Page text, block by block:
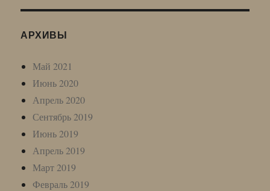
АРХИВЫ
Май 2021
Июнь 2020
Апрель 2020
Сентябрь 2019
Июнь 2019
Апрель 2019
Март 2019
Февраль 2019